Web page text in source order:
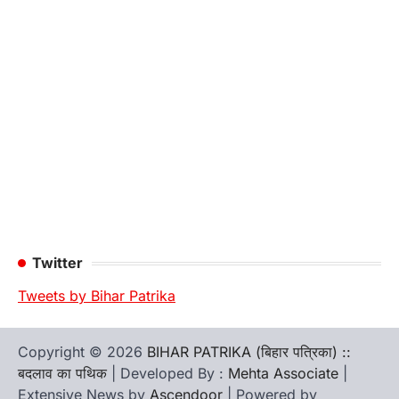
Twitter
Tweets by Bihar Patrika
Copyright © 2026 BIHAR PATRIKA (बिहार पत्रिका) ::
बदलाव का पथिक | Developed By : Mehta Associate
Extensive News by Ascendoor | Powered by